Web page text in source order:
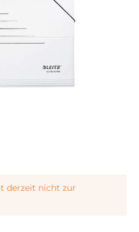
derzeit nicht zur